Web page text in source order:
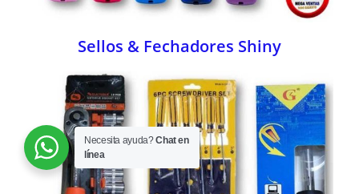
Sellos & Fechadores Shiny
Necesita ayuda?Chat en
línea